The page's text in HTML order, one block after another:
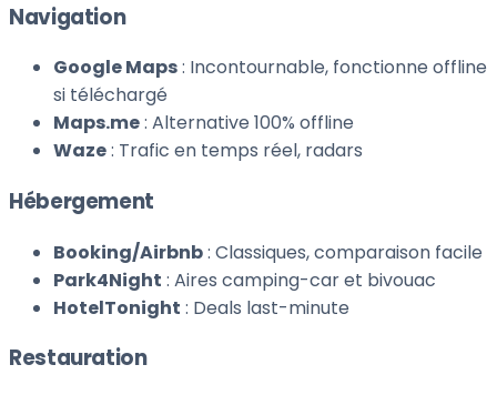
Navigation
Google Maps: Incontournable, fonctionne offline
si téléchargé
Maps.me: Alternative 100% offline
Waze: Trafic en temps réel, radars
Hébergement
Booking/Airbnb: Classiques, comparaison facile
Park4Night : Aires camping-car et bivouac
HotelTonight : Deals last-minute
Restauration